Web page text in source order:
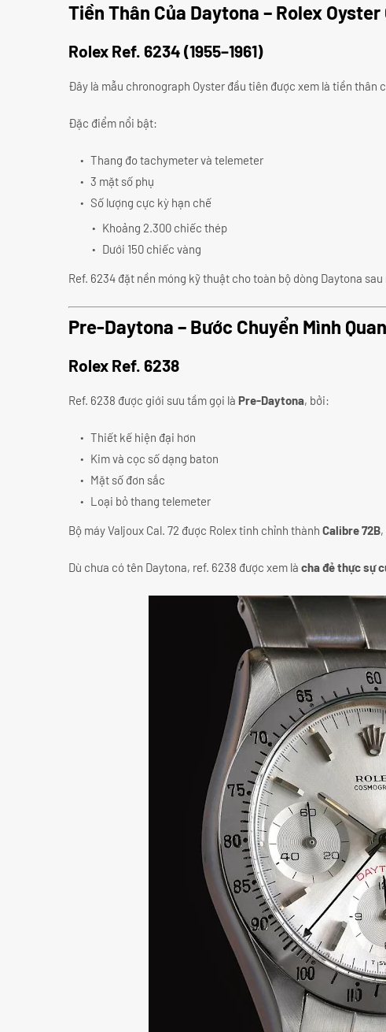
Tiền Thân Của Daytona – Rolex
Rolex Ref. 6234 (1955–1961)
Đây là mẫu chronograph Oyster đầu tiên được xem là tiền thân
Đặc điểm nổi bật:
Thang đo tachymeter và telemeter
3 mặt số phụ
Số lượng cực kỳ hạn chế
Khoảng 2.300 chiếc thép
Dưới 150 chiếc vàng
Ref. 6234 đặt nền móng kỹ thuật cho toàn bộ dòng Daytona sau
Pre-Daytona – Bước Chuyển Mình
Rolex Ref. 6238
Ref. 6238 được giới sưu tầm gọi là Pre-Daytona, bởi:
Thiết kế hiện đại hơn
Kim và cọc số dạng baton
Mặt số đơn sắc
Loại bỏ thang telemeter
Bộ máy Valjoux Cal. 72 được Rolex tinh chỉnh thành Calibre 72B
Dù chưa có tên Daytona, ref. 6238 được xem là cha đẻ thực sự